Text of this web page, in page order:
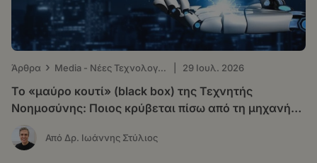
Άρθρα › Μedia - Νέες Τεχνολογίες 29 Ιουλ. 2026
Το «μαύρο κουτί» (black box) της Τεχνητής
Νοημοσύνης: Ποιος κρύβεται πίσω από τη μηχανή
που «σκέφτεται»
Από Δρ. Ιωάννης Στύλιος